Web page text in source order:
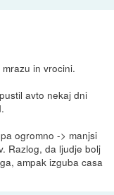
in vrocini.
avto nekaj dni
ogromno -> manjsi
Razlog, da ljudje bolj
ampak izguba casa